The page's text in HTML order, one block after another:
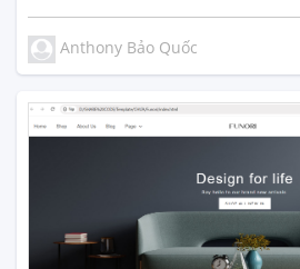
Anthony Bảo Quốc